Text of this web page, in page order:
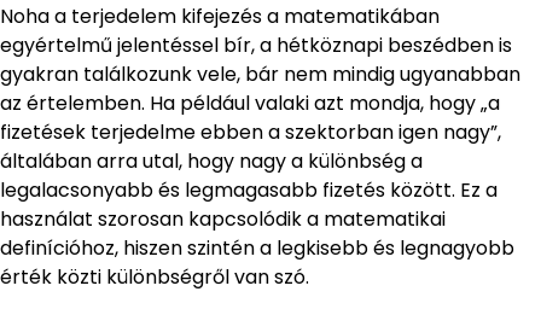
Noha a terjedelem kifejezés a matematikában
egyértelmű jelentéssel bír, a hétköznapi beszédben is
gyakran találkozunk vele, bár nem mindig ugyanabban
az értelemben. Ha például valaki azt mondja, hogy „a
fizetések terjedelme ebben a szektorban igen nagy”,
általában arra utal, hogy nagy a különbség a
legalacsonyabb és legmagasabb fizetés között. Ez a
használat szorosan kapcsolódik a matematikai
definícióhoz, hiszen szintén a legkisebb és legnagyobb
érték közti különbségről van szó.